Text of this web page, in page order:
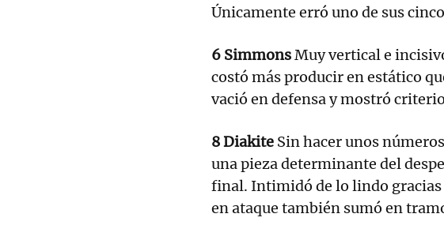
Únicamente erró uno de sus
6 SimmonsMuy vertical e
costó más producir en estático
vació en defensa y mostró
8 Diakite Sin hacer unos
una pieza determinante del
final. Intimidó de lo lindo gracias
en ataque también sumó en